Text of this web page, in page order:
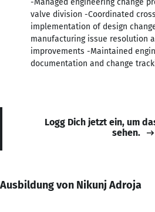
valve division -Coordinated
implementation of design
manufacturing issue resolution
improvements -Maintained
documentation and change
Logg Dich jetzt ein, um
sehen.
Ausbildung von Nikunj Adroja